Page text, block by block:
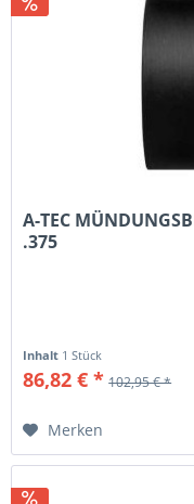
A-TEC
.375
Inhalt 1 Stück
86,82 € * 102,95 € *
Merken